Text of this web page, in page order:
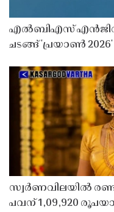
എൽബിഎസ്
ചടങ്ങ് 'പ്രയാൺ
സ്വർണവിലയിൽ
പവന് 1,09,920